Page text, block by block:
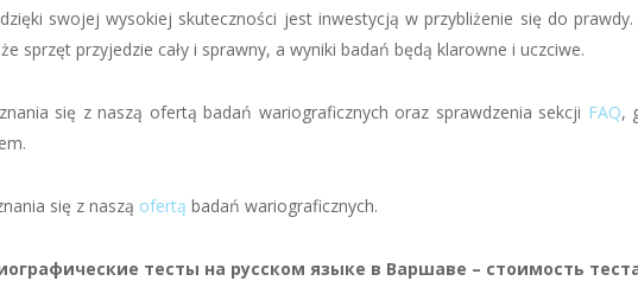
swojej wysokiej skuteczności jest inwestycją w przybliżenie się do
sprzęt przyjedzie cały i sprawny, a wyniki badań będą klarowne i uczciwe.
się z naszą ofertą badań wariograficznych oraz sprawdzenia sekcji FAQ,
się z naszą ofertą badań wariograficznych.
тесты на русском языке в Варшаве – стоимость